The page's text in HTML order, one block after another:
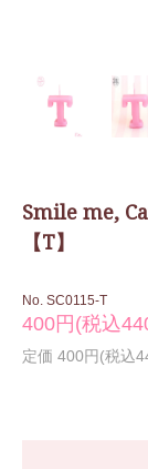
Smile me,
【T】
No. SC0115-T
400円(税込
定価 400円(税込